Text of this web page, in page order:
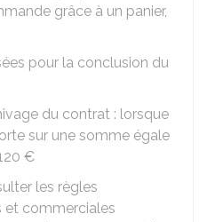
grâce à un panier,
pour la conclusion du
du contrat : lorsque
sur une somme égale
€
les règles
et commerciales